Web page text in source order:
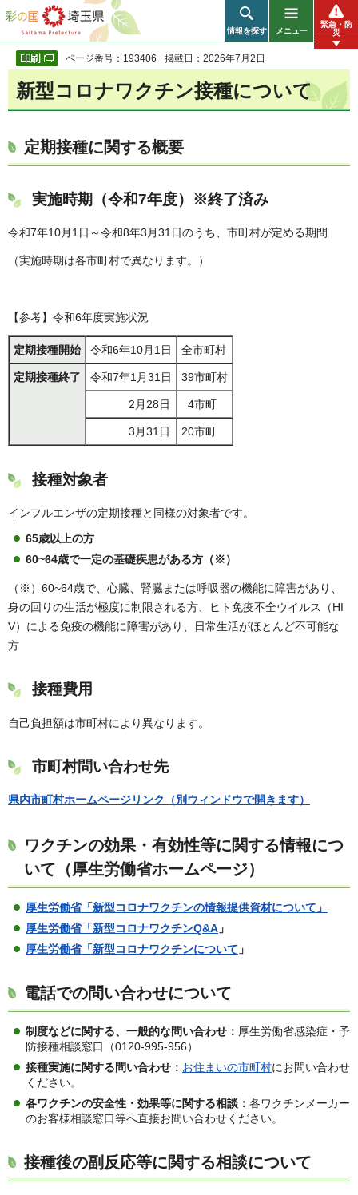
彩の国 埼玉県
情報を探す メニュー
緊急・防
災
ページ番号：193406 掲載日：2026年7月2日
新型コロナワクチン接種について
定期接種に関する概要
実施時期（令和7年度）※終了済み
令和7年10月1日～令和8年3月31日のうち、市町村が定める期間
（実施時期は各市町村で異なります。）
【参考】令和6年度実施状況
定期接種開始 令和6年10月1日 全市町村
定期接種終了 令和7年1月31日 39市町村
2月28日 4市町
3月31日 20市町
接種対象者
インフルエンザの定期接種と同様の対象者です。
65歳以上の方
60~64歳で一定の基礎疾患がある方 （※）
（※）60~64歳で、心臓、腎臓または呼吸器の機能に障害があり、
身の回りの生活が極度に制限される方、ヒト免疫不全ウイルス（HI
V）による免疫の機能に障害があり、日常生活がほとんど不可能な
方
接種費用
自己負担額は市町村により異なります。
市町村問い合わせ先
県内市町村ホームページリンク（別ウィンドウで開きます）
ワクチンの効果・有効性等に関する情報につ
いて（厚生労働省ホームページ）
厚生労働省「新型コロナワクチンの情報提供資材について」
厚生労働省「新型コロナワクチンQ&A 」
厚生労働省「新型コロナワクチンについて 」
電話での問い合わせについて
制度などに関する、一般的な問い合わせ ： 厚生労働省感染症・予
防接種相談窓口（0120-995-956）
接種実施に関する問い合わせ ： お住まいの市町村にお問い合わせ
ください。
各ワクチンの安全性・効果等に関する相談 ： 各ワクチンメーカー
のお客様相談窓口等へ直接お問い合わせください。
接種後の副反応等に関する相談について